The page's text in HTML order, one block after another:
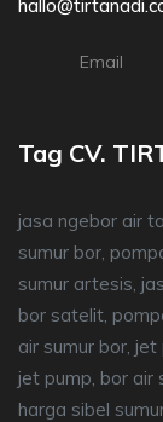
Email
Tag CV.
jasa ngebor air
sumur bor,
sumur artesis,
bor satelit,
air sumur bor,
jet pump, bor air
harga sibel